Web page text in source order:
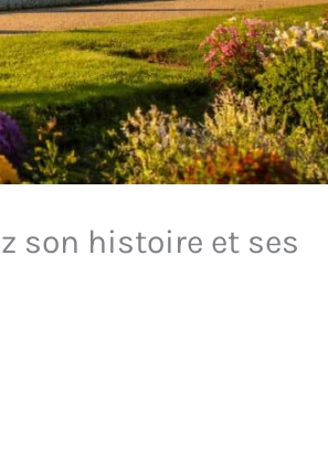
son histoire et ses